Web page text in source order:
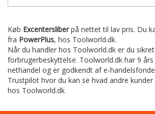
Køb Excentersliberpå nettet til lav pris. Du
fra PowerPlus, hos Toolworld.dk.
Når du handler hos Toolworld.dk er du
forbrugerbeskyttelse. Toolworld.dk har 9
nethandel og er godkendt af e-
Trustpilot hvor du kan se hvad andre
hos Toolworld.dk